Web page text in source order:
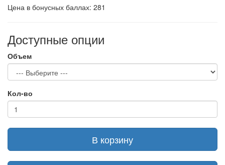
Цена в бонусных баллах: 281
Доступные опции
Объем
Кол-во
В корзину